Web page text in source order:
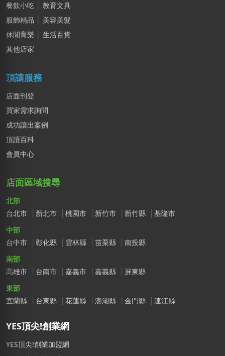
劉X姐
高雄市｜預算 30萬~50萬元
王X鈞
新北市｜預算 10萬~30萬元
餐飲小吃
教育文具
服飾精品
美容美髮
休閒育樂
生活百貨
其他店家
頂讓服務
店面刊登
買家需求詢問
成功讓出案例
頂讓百科
會員中心
店面區域搜尋
北部
台北市
新北市 桃園市 新竹市 新竹縣
基隆市
中部
台中市
彰化縣 雲林縣 苗栗縣
南投縣
南部
高雄市
台南市 嘉義市 嘉義縣
屏東縣
東部
宜蘭縣
台東縣 花蓮縣 澎湖縣 金門縣 連江縣
YES頂尖!創業網
YES頂尖!創業加盟網